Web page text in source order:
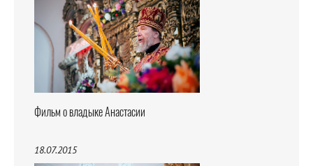
Фильм о владыке Анастасии
18.07.2015